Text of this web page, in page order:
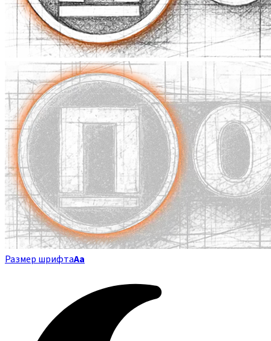
Размер шрифтаАа